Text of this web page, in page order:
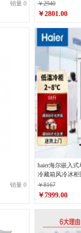
销量 0
￥2940
￥2801.00
销量 0
haier海尔嵌入
冷藏箱风冷冰
68
￥8167
￥7999.00